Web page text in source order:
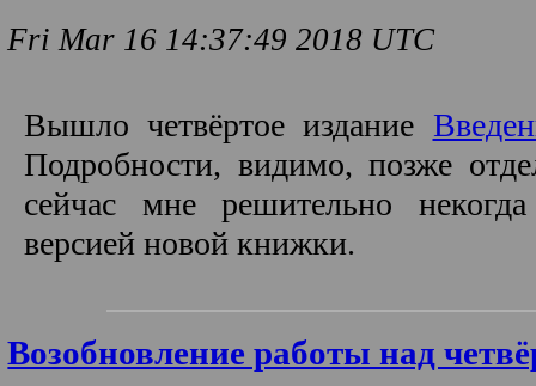
Fri Mar 16 14:37:49 2018 UTC
Вышло четвёртое издание
Подробности, видимо, позже
сейчас мне решительно
версией новой книжки.
Возобновление работы над